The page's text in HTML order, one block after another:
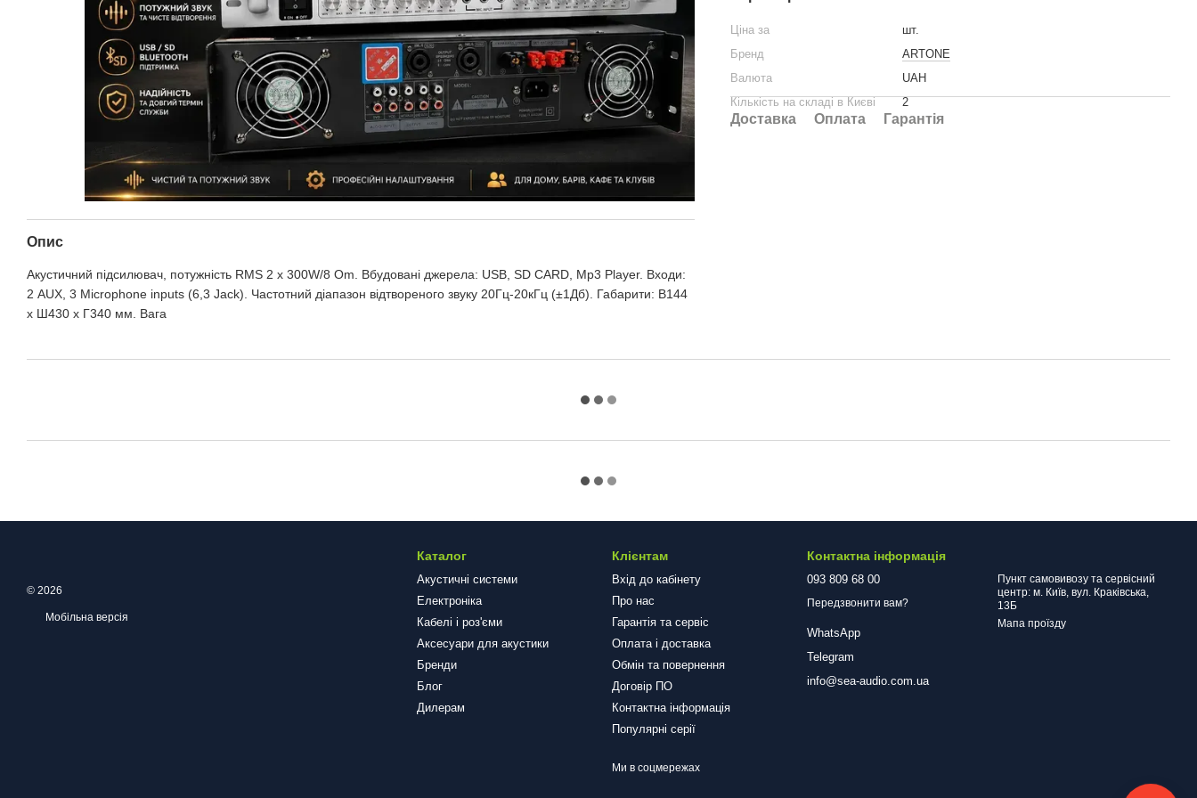
Опис
Акустичний підсилювач, потужність RMS 2 х 300W/8 Om. Вбудовані джерела: USB, SD CARD, Mp3 Player. Входи:
2 AUX, 3 Microphone inputs (6,3 Jack). Частотний діапазон відтвореного звуку 20Гц-20кГц (±1Дб). Габарити: В144
x Ш430 x Г340 мм. Вага
Ціна за
шт.
Бренд
ARTONE
Валюта
UAH
Кількість на складі в Києві
2
Доставка Оплата Гарантія
© 2026
Мобільна версія
Каталог
Акустичні системи
Електроніка
Кабелі і роз'єми
Аксесуари для акустики
Бренди
Блог
Дилерам
Клієнтам
Вхід до кабінету
Про нас
Гарантія та сервіс
Оплата і доставка
Обмін та повернення
​​​​​​​Договір ПО
Контактна інформація
Популярні серії
Ми в соцмережах
Контактна інформація
093 809 68 00
Передзвонити вам?
WhatsApp
Telegram
info@sea-audio.com.ua
Пункт самовивозу та сервісний
центр: м. Київ, вул. Краківська,
13Б
Мапа проїзду